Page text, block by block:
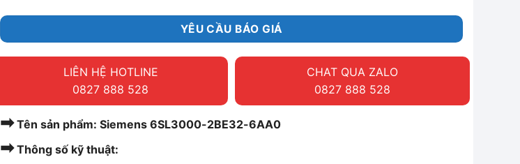
YÊU CẦU BÁO GIÁ
LIÊN HỆ HOTLINE
0827 888 528
CHAT QUA ZALO
0827 888 528
➡Tên sản phẩm: Siemens 6SL3000-2BE32-6AA0
➡Thông số kỹ thuật: